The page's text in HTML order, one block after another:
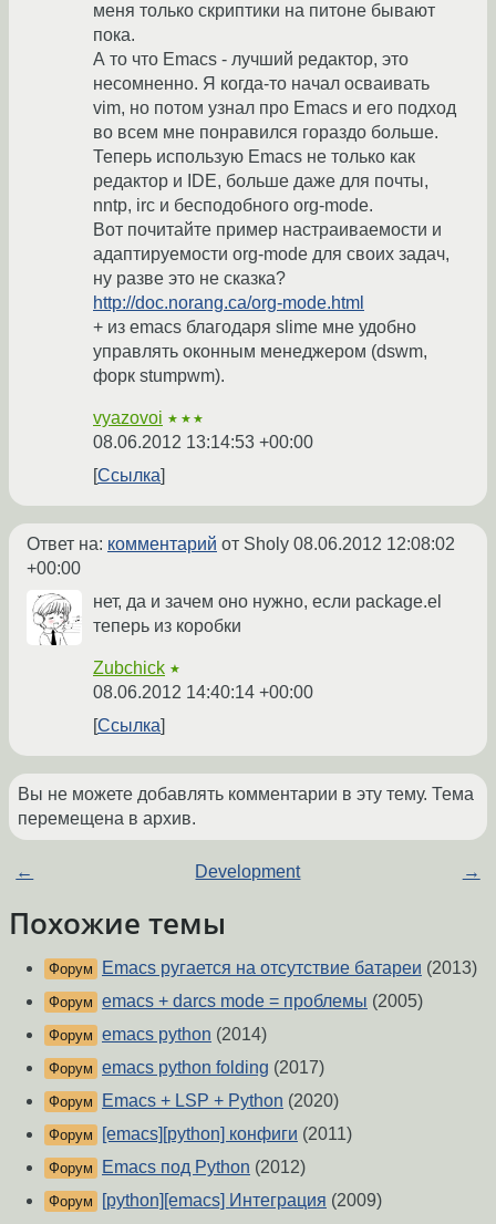
меня только скриптики на питоне бывают
пока.
А то что Emacs - лучший редактор, это
несомненно. Я когда-то начал осваивать
vim, но потом узнал про Emacs и его подход
во всем мне понравился гораздо больше.
Теперь использую Emacs не только как
редактор и IDE, больше даже для почты,
nntp, irc и бесподобного org-mode.
Вот почитайте пример настраиваемости и
адаптируемости org-mode для своих задач,
ну разве это не сказка?
http://doc.norang.ca/org-mode.html
+ из emacs благодаря slime мне удобно
управлять оконным менеджером (dswm,
форк stumpwm).
vyazovoi ★★★
08.06.2012 13:14:53 +00:00
Ссылка
Ответ на: комментарий от Sholy 08.06.2012 12:08:02
+00:00
нет, да и зачем оно нужно, если package.el
теперь из коробки
Zubchick ★
08.06.2012 14:40:14 +00:00
Ссылка
Вы не можете добавлять комментарии в эту тему. Тема
перемещена в архив.
← Development →
Похожие темы
Форум Emacs ругается на отсутствие батареи (2013)
Форум emacs + darcs mode = проблемы (2005)
Форум emacs python (2014)
Форум emacs python folding (2017)
Форум Emacs + LSP + Python (2020)
Форум [emacs][python] конфиги (2011)
Форум Emacs под Python (2012)
Форум [python][emacs] Интеграция (2009)